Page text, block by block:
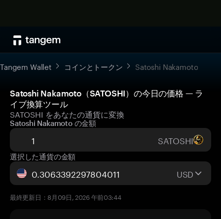
Tangem Wallet コインとトークン Satoshi Nakamoto
Satoshi Nakamoto（SATOSHI）の今日の価格 — ラ
イブ換算ツール
SATOSHI をあなたの通貨に変換
Satoshi Nakamoto の金額
SATOSHI
選択した通貨の金額
USD
最終更新日：8月09日, 2026 午前03:44